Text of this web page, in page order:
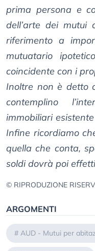
prima persona e
dell’arte dei mutui
riferimento a
mutuatario
coincidente con i
Inoltre non è detto
contemplino
immobiliari
Infine ricordiamo
quella che conta,
soldi dovrà poi
© RIPRODUZIONE
ARGOMENTI
# AUD - Mutui per